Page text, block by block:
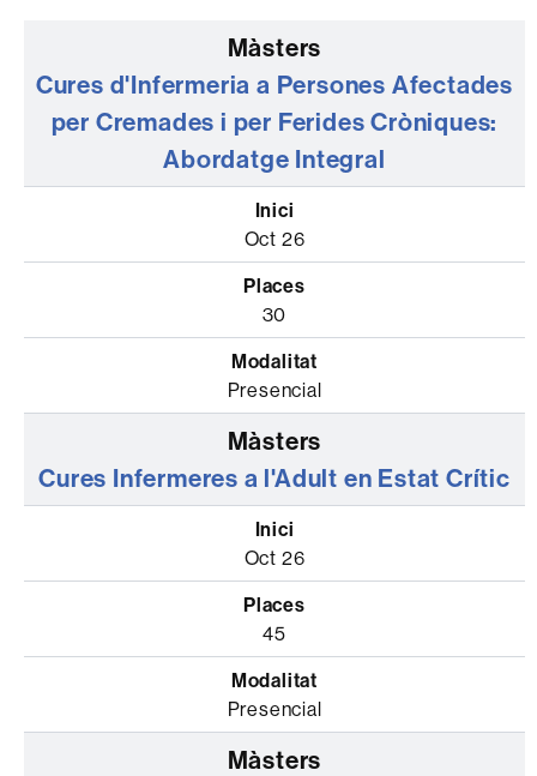
Cures d'Infermeria a Persones Afectades
per Cremades i per Ferides Cròniques:
Abordatge Integral
Oct 26
30
Presencial
Cures Infermeres a l'Adult en Estat Crític
Oct 26
45
Presencial